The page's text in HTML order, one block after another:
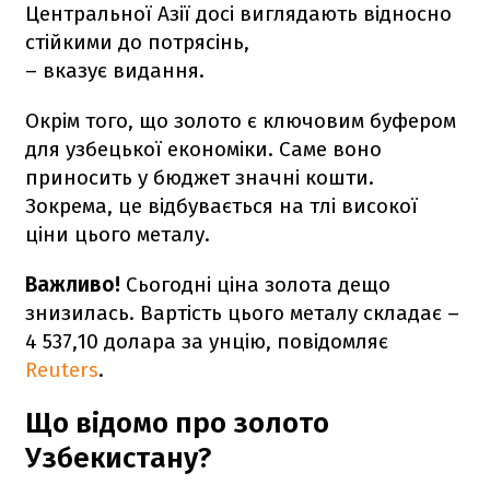
Центральної Азії досі виглядають відносно
стійкими до потрясінь,
– вказує видання.
Окрім того, що золото є ключовим буфером
для узбецької економіки. Саме воно
приносить у бюджет значні кошти.
Зокрема, це відбувається на тлі високої
ціни цього металу.
Важливо! Сьогодні ціна золота дещо
знизилась. Вартість цього металу складає –
4 537,10 долара за унцію, повідомляє
Reuters.
Що відомо про золото
Узбекистану?